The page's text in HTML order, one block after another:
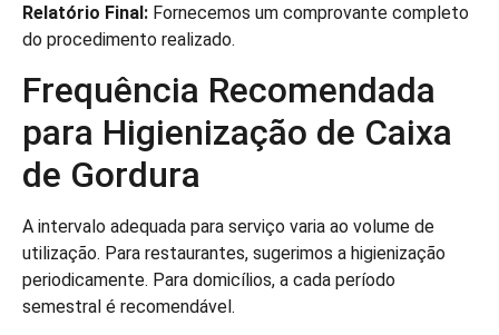
Relatório Final: Fornecemos um comprovante completo
do procedimento realizado.
Frequência Recomendada
para Higienização de Caixa
de Gordura
A intervalo adequada para serviço varia ao volume de
utilização. Para restaurantes, sugerimos a higienização
periodicamente. Para domicílios, a cada período
semestral é recomendável.